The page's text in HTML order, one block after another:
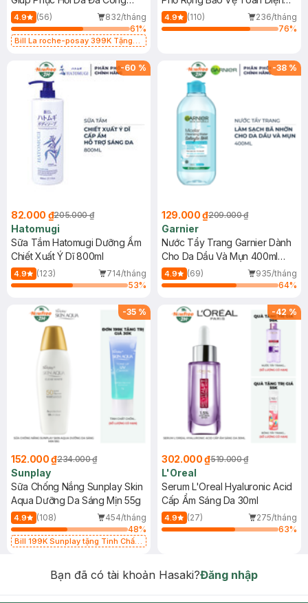
Dụng 40ml
4.9 (56)
832/tháng
61%
Bill La roche-posay 399K Tặng
(SL có hạn)
40ml
4.9 (110)
236/tháng
76%
-60 %
82.000 ₫205.000 ₫
Hatomugi
Sữa Tắm Hatomugi Dưỡng Ẩm
Chiết Xuất Ý Dĩ 800ml
4.9 (123)
714/tháng
53%
-38 %
129.000 ₫209.000 ₫
Garnier
Nước Tẩy Trang Garnier Dành
Cho Da Dầu Và Mụn 400ml
(Mới)
4.9 (69)
935/tháng
64%
-35 %
152.000 ₫234.000 ₫
Sunplay
Sữa Chống Nắng Sunplay Skin
Aqua Dưỡng Da Sáng Mịn 55g
4.9 (108)
454/tháng
48%
Bill 199K Sunplay tặng Tinh Chất
-42 %
302.000 ₫519.000 ₫
L'Oreal
Serum L'Oreal Hyaluronic Acid
Cấp Ẩm Sáng Da 30ml
4.9 (27)
275/tháng
63%
Bạn đã có tài khoản Hasaki?Đăng nhập